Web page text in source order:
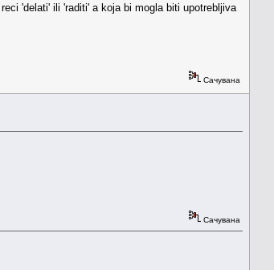
'delati' ili 'raditi' a koja bi mogla biti upotrebljiva
Сачувана
Сачувана